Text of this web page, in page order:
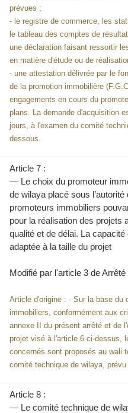
prévues ;
- le registre de commerce, les
le tableau des comptes de
une déclaration faisant ressortir
en matière d'étude ou de
- une attestation délivrée par le
de la promotion immobilière
engagements en cours du
plans. La demande d'acquisition
jours, à l'examen du comité
dessous.
Article 7 :
— Le choix du promoteur
de wilaya placé sous
promoteurs immobiliers
pour la réalisation des projets
qualité et de délai. La
adaptée à la taille du projet
Modifié par l'article 3 deArrêté
Article d'origine : - Sur la base du
immobiliers, conformément aux
annexe II du présent arrêté et de
projet visé à l'article 6 ci-dessus,
concernés sont proposés au wali
comité technique de wilaya,
Article 8 :
— Le comité technique de